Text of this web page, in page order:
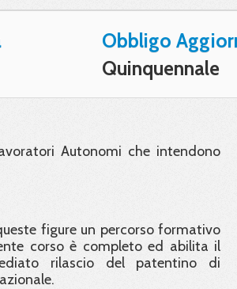
Obbligo
Quinquennale
Autonomi che intendono
figure un percorso formativo
corso è completo ed abilita il
rilascio del patentino di